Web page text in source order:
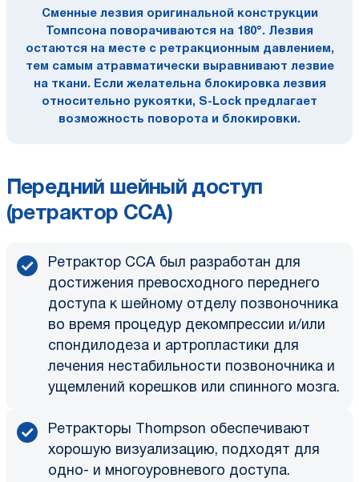
Сменные лезвия оригинальной конструкции
Томпсона поворачиваются на 180°. Лезвия
остаются на месте с ретракционным давлением,
тем самым атравматически выравнивают лезвие
на ткани. Если желательна блокировка лезвия
относительно рукоятки, S-Lock предлагает
возможность поворота и блокировки.
Передний шейный доступ
(ретрактор CCA)
Ретрактор CCA был разработан для
достижения превосходного переднего
доступа к шейному отделу позвоночника
во время процедур декомпрессии и/или
спондилодеза и артропластики для
лечения нестабильности позвоночника и
ущемлений корешков или спинного мозга.
Ретракторы Thompson обеспечивают
хорошую визуализацию, подходят для
одно- и многоуровневого доступа.